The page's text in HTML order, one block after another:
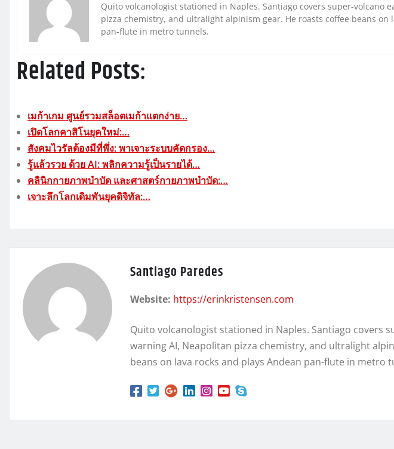
Quito volcanologist stationed in Naples. Santiago covers super-volcano
pizza chemistry, and ultralight alpinism gear. He roasts coffee beans on
pan-flute in metro tunnels.
Related Posts:
เมก้าเกม ศูนย์รวมสล็อตเมก้าแตกง่าย…
เปิดโลกคาสิโนยุคใหม่:…
สังคมไวรัลต้องมีที่พึ่ง: พาเจาะระบบคัดกรอง…
รู้แล้วรวย ด้วย AI: พลิกความรู้เป็นรายได้…
คลินิกกายภาพบำบัด และศาสตร์กายภาพบำบัด:…
เจาะลึกโลกเดิมพันยุคดิจิทัล:…
Santiago Paredes
Website: https://erinkristensen.com
Quito volcanologist stationed in Naples. Santiago covers
warning AI, Neapolitan pizza chemistry, and ultralight
beans on lava rocks and plays Andean pan-flute in metro